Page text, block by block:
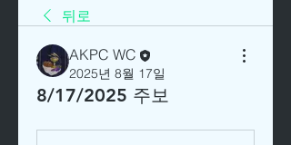
뒤로
AKPC WC
2025년 8월 17일
8/17/2025 주보